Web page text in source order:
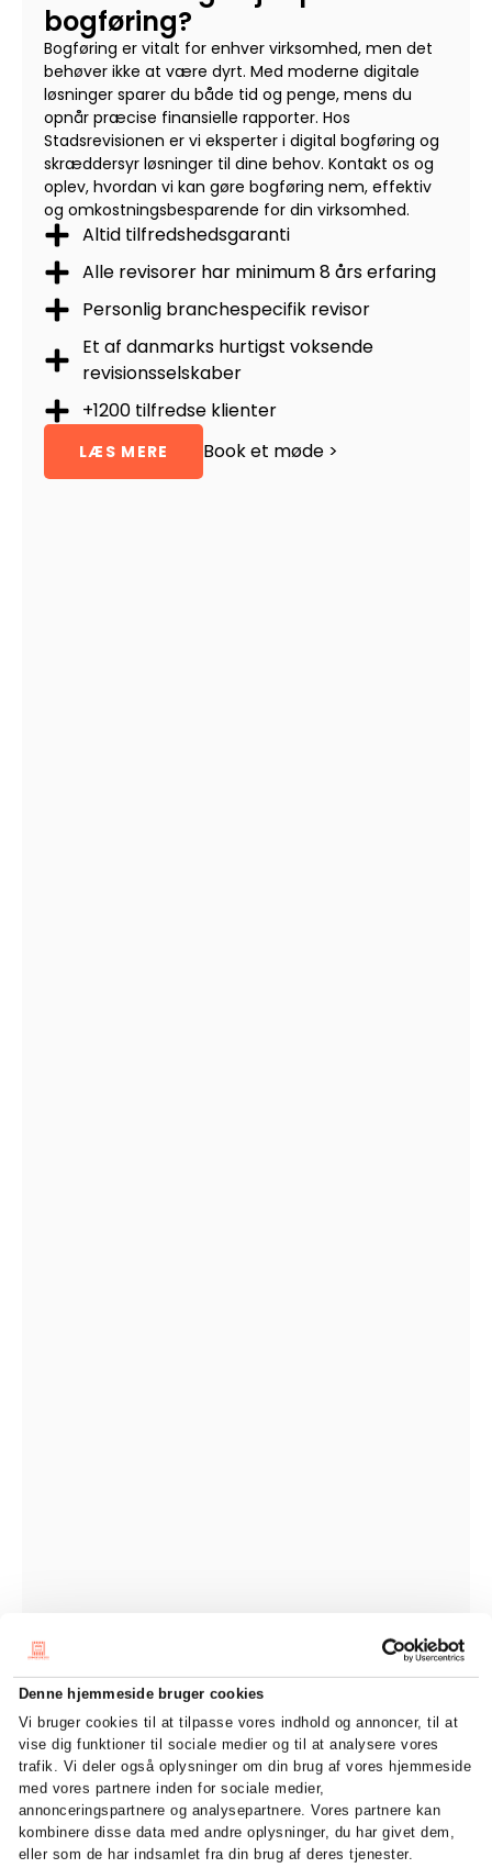
Denne hjemmeside bruger cookies
Vi bruger cookies til at tilpasse vores indhold og annoncer, til at
vise dig funktioner til sociale medier og til at analysere vores
trafik. Vi deler også oplysninger om din brug af vores hjemmeside
med vores partnere inden for sociale medier,
annonceringspartnere og analysepartnere. Vores partnere kan
kombinere disse data med andre oplysninger, du har givet dem,
eller som de har indsamlet fra din brug af deres tjenester.
bogføring?
Bogføring er vitalt for enhver virksomhed, men det
behøver ikke at være dyrt. Med moderne digitale
løsninger sparer du både tid og penge, mens du
opnår præcise finansielle rapporter. Hos
Stadsrevisionen er vi eksperter i digital bogføring og
skræddersyr løsninger til dine behov. Kontakt os og
oplev, hvordan vi kan gøre bogføring nem, effektiv
og omkostningsbesparende for din virksomhed.
Altid tilfredshedsgaranti
Alle revisorer har minimum 8 års erfaring
Personlig branchespecifik revisor
Et af danmarks hurtigst voksende
revisionsselskaber
+1200 tilfredse klienter
LÆS MERE Book et møde >